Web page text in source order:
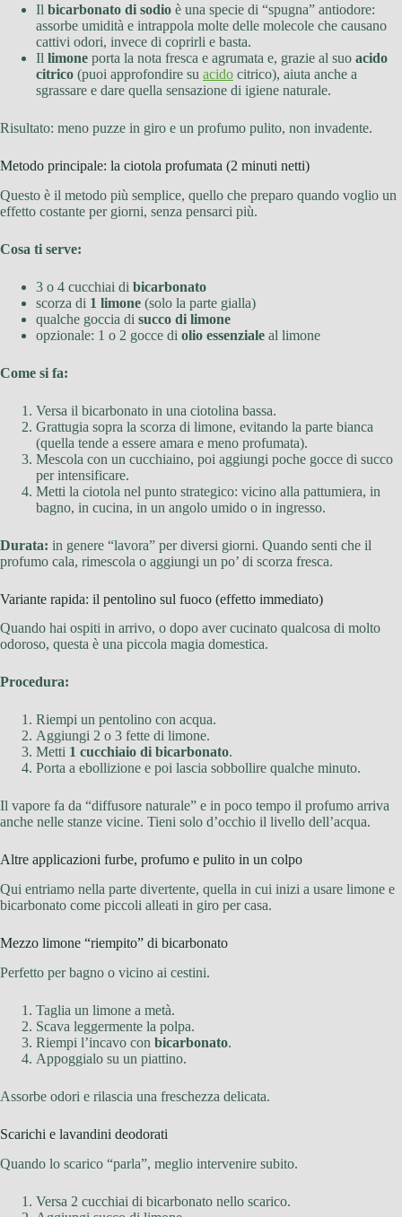
Il bicarbonato di sodio è una specie di “spugna” antiodore:
assorbe umidità e intrappola molte delle molecole che causano
cattivi odori, invece di coprirli e basta.
Il limone porta la nota fresca e agrumata e, grazie al suo acido
citrico (puoi approfondire su acido citrico), aiuta anche a
sgrassare e dare quella sensazione di igiene naturale.
Risultato: meno puzze in giro e un profumo pulito, non invadente.
Metodo principale: la ciotola profumata (2 minuti netti)
Questo è il metodo più semplice, quello che preparo quando voglio un
effetto costante per giorni, senza pensarci più.
Cosa ti serve:
3 o 4 cucchiai di bicarbonato
scorza di 1 limone (solo la parte gialla)
qualche goccia di succo di limone
opzionale: 1 o 2 gocce di olio essenziale al limone
Come si fa:
Versa il bicarbonato in una ciotolina bassa.
Grattugia sopra la scorza di limone, evitando la parte bianca
(quella tende a essere amara e meno profumata).
Mescola con un cucchiaino, poi aggiungi poche gocce di succo
per intensificare.
Metti la ciotola nel punto strategico: vicino alla pattumiera, in
bagno, in cucina, in un angolo umido o in ingresso.
Durata: in genere “lavora” per diversi giorni. Quando senti che il
profumo cala, rimescola o aggiungi un po’ di scorza fresca.
Variante rapida: il pentolino sul fuoco (effetto immediato)
Quando hai ospiti in arrivo, o dopo aver cucinato qualcosa di molto
odoroso, questa è una piccola magia domestica.
Procedura:
Riempi un pentolino con acqua.
Aggiungi 2 o 3 fette di limone.
Metti 1 cucchiaio di bicarbonato.
Porta a ebollizione e poi lascia sobbollire qualche minuto.
Il vapore fa da “diffusore naturale” e in poco tempo il profumo arriva
anche nelle stanze vicine. Tieni solo d’occhio il livello dell’acqua.
Altre applicazioni furbe, profumo e pulito in un colpo
Qui entriamo nella parte divertente, quella in cui inizi a usare limone e
bicarbonato come piccoli alleati in giro per casa.
Mezzo limone “riempito” di bicarbonato
Perfetto per bagno o vicino ai cestini.
Taglia un limone a metà.
Scava leggermente la polpa.
Riempi l’incavo con bicarbonato.
Appoggialo su un piattino.
Assorbe odori e rilascia una freschezza delicata.
Scarichi e lavandini deodorati
Quando lo scarico “parla”, meglio intervenire subito.
Versa 2 cucchiai di bicarbonato nello scarico.